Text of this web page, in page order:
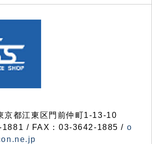
都江東区門前仲町1-13-10
/ FAX：03-3642-1885 / o